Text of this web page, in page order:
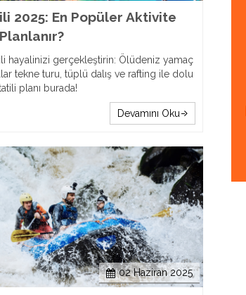
2025: En Popüler Aktivite
hayalinizi gerçekleştirin: Ölüdeniz yamaç
tekne turu, tüplü dalış ve rafting ile dolu
planı burada!
Devamını Oku
02 Haziran 2025